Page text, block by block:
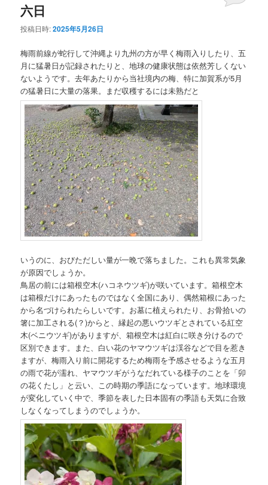
六日
投稿日時:2025年5月26日
梅雨前線が蛇行して沖縄より九州の方が早く梅雨入りしたり、五
月に猛暑日が記録されたりと、地球の健康状態は依然芳しくない
ないようです。去年あたりから当社境内の梅、特に加賀系が5月
の猛暑日に大量の落果。まだ収穫するには未熟だと
いうのに、おびただしい量が一晩で落ちました。これも異常気象
が原因でしょうか。
鳥居の前には箱根空木(ハコネウツギ)が咲いています。箱根空木
は箱根だけにあったものではなく全国にあり、偶然箱根にあった
から名づけられたらしいです。お墓に植えられたり、お骨拾いの
箸に加工される(？)からと、縁起の悪いウツギとされている紅空
木(ベニウツギ)がありますが、箱根空木は紅白に咲き分けるので
区別できます。また、白い花のヤマウツギは渓谷などで目を惹き
ますが、梅雨入り前に開花するため梅雨を予感させるような五月
の雨で花が濡れ、ヤマウツギがうなだれている様子のことを「卯
の花くたし」と云い、この時期の季語になっています。地球環境
が変化していく中で、季節を表した日本固有の季語も天気に合致
しなくなってしまうのでしょうか。